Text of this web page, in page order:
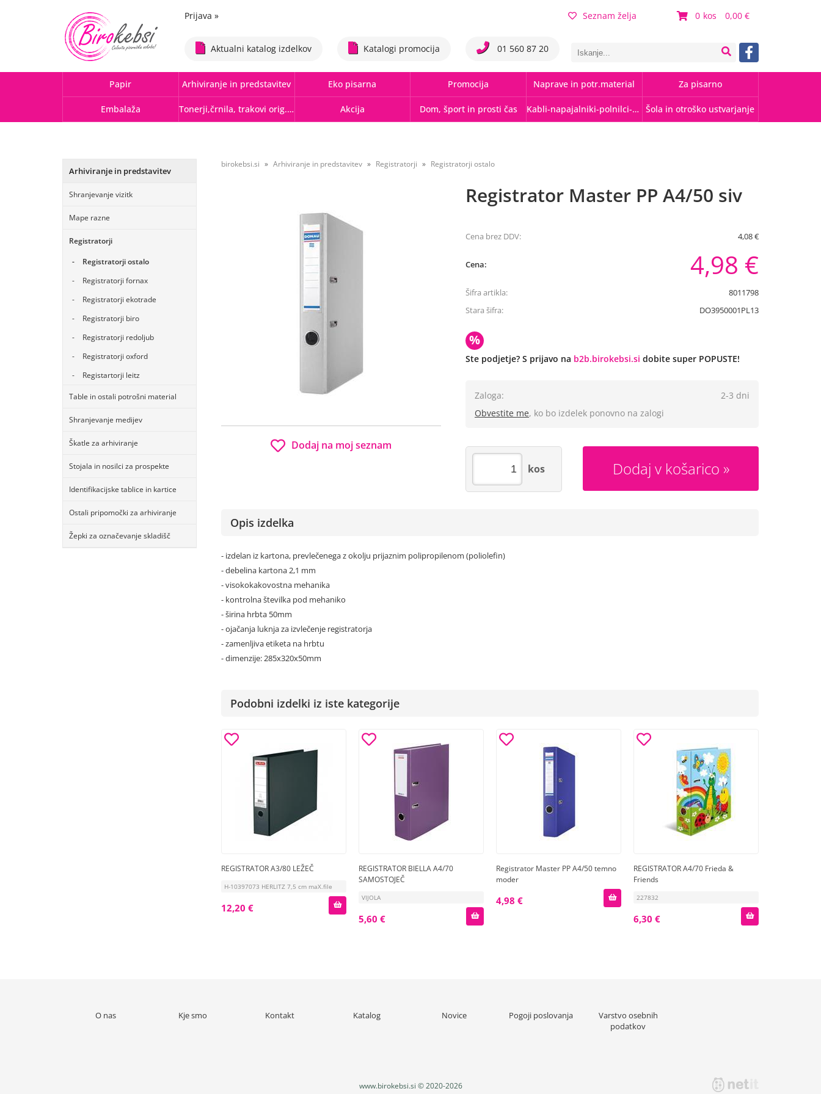
0 0,00
Prijava » Seznam želja
Aktualni katalog izdelkov Katalogi promocija 01 560 87 20
Papir Arhiviranje in predstavitev Eko pisarna Promocija Naprave in potr.material Za pisarno
Embalaža Tonerji,črnila, trakovi orig.-rec. Akcija Dom, šport in prosti čas Kabli-napajalniki-polnilci-hubi Šola in otroško ustvarjanje
Arhiviranje in predstavitev
Shranjevanje vizitk
Mape razne
Registratorji
Registratorji ostalo
Registratorji fornax
Registratorji ekotrade
Registratorji biro
Registratorji redoljub
Registratorji oxford
Registartorji leitz
Table in ostali potrošni material
Shranjevanje medijev
Škatle za arhiviranje
Stojala in nosilci za prospekte
Identifikacijske tablice in kartice
Ostali pripomočki za arhiviranje
Žepki za označevanje skladišč
birokebsi.si Arhiviranje in predstavitev Registratorji Registratorji ostalo
Registrator Master PP A4/50 siv
Dodaj na moj seznam
Cena brez DDV: 4,08 €
Cena: 4,98 €
Šifra artikla:
8011798
Stara šifra:
DO3950001PL13
%
Ste podjetje? S prijavo na b2b.birokebsi.si dobite super POPUSTE!
Zaloga:
2-3 dni
Obvestite me, ko bo izdelek ponovno na zalogi
Dodaj v košarico
kos
Opis izdelka
- izdelan iz kartona, prevlečenega z okolju prijaznim polipropilenom (poliolefin)
- debelina kartona 2,1 mm
- visokokakovostna mehanika
- kontrolna številka pod mehaniko
- širina hrbta 50mm
- ojačanja luknja za izvlečenje registratorja
- zamenljiva etiketa na hrbtu
- dimenzije: 285x320x50mm
Podobni izdelki iz iste kategorije
REGISTRATOR A3/80 LEŽEČ
H-10397073 HERLITZ 7,5 cm maX.file
12,20 €
REGISTRATOR BIELLA A4/70
SAMOSTOJEČ
VIJOLA
5,60 €
Registrator Master PP A4/50 temno
moder
4,98 €
REGISTRATOR A4/70 Frieda &
Friends
227832
6,30 €
O nas Kje smo Kontakt Katalog Novice Pogoji poslovanja
Varstvo osebnih
podatkov
www.birokebsi.si © 2020-2026